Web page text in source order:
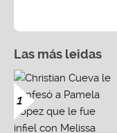
Las más leidas
1